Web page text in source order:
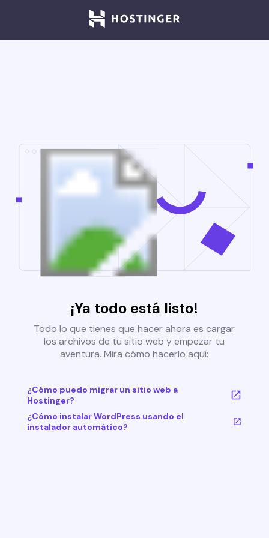
¡Ya todo está listo!
Todo lo que tienes que hacer ahora es cargar
los archivos de tu sitio web y empezar tu
aventura. Mira cómo hacerlo aquí:
¿Cómo puedo migrar un sitio web a
Hostinger?
¿Cómo instalar WordPress usando el
instalador automático?